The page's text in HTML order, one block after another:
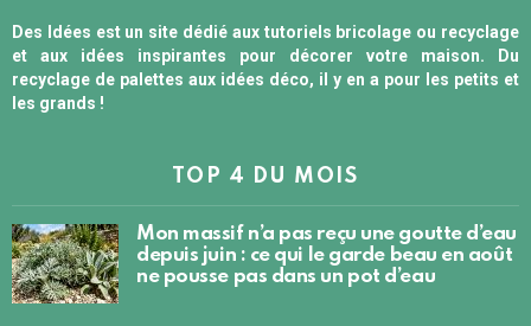
Des Idées est un site dédié aux tutoriels bricolage ou recyclage
et aux idées inspirantes pour décorer votre maison. Du
recyclage de palettes aux idées déco, il y en a pour les petits et
les grands !
TOP 4 DU MOIS
Mon massif n’a pas reçu une goutte d’eau
depuis juin : ce qui le garde beau en août
ne pousse pas dans un pot d’eau